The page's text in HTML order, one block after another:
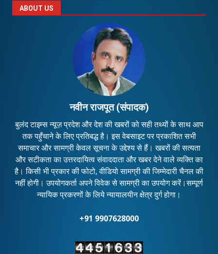
ABOUT US
नवीन राजपूत (संपादक)
बुलंद टाइम्स न्यूज़ प्रदेश और देश की खबरों को सही तथ्यों के साथ आप
तक पहुँचाने के लिए प्रतिबद्ध है। इस वेबसाइट पर प्रकाशित सभी
समाचार और सामग्री केवल सूचना के उद्देश्य से हैं। खबरों की सत्यता
और सटीकता का उत्तरदायित्व संवाददाता और खबर देने वाले व्यक्ति का
है। किसी भी प्रकार की फोटो, वीडियो सामग्री की जिम्मेदारी चैनल की
नहीं होगी। उपयोगकर्ता अपने विवेक से सामग्री का उपयोग करें।सम्पूर्ण
न्यायिक प्रकरणों के लिये न्यायालयीन क्षेत्र दुर्ग होगा।
+91 9907628000